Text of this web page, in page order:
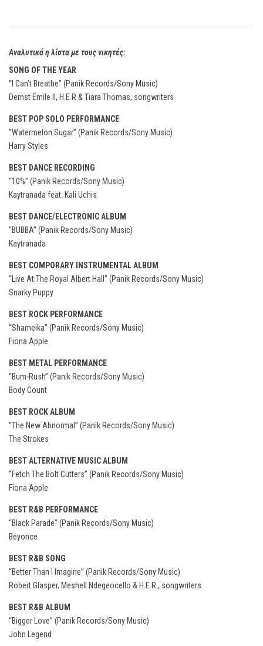
Αναλυτικά η λίστα με τους νικητές:
SONG OF THE YEAR
“I Can’t Breathe” (Panik Records/Sony Music)
Dernst Emile II, H.E.R & Tiara Thomas, songwriters
BEST POP SOLO PERFORMANCE
“Watermelon Sugar” (Panik Records/Sony Music)
Harry Styles
BEST DANCE RECORDING
“10%” (Panik Records/Sony Music)
Kaytranada feat. Kali Uchis
BEST DANCE/ELECTRONIC ALBUM
“BUBBA” (Panik Records/Sony Music)
Kaytranada
BEST COMPORARY INSTRUMENTAL ALBUM
“Live At The Royal Albert Hall” (Panik Records/Sony Music)
Snarky Puppy
BEST ROCK PERFORMANCE
“Shameika” (Panik Records/Sony Music)
Fiona Apple
BEST METAL PERFORMANCE
“Bum-Rush” (Panik Records/Sony Music)
Body Count
BEST ROCK ALBUM
“The New Abnormal” (Panik Records/Sony Music)
The Strokes
BEST ALTERNATIVE MUSIC ALBUM
“Fetch The Bolt Cutters” (Panik Records/Sony Music)
Fiona Apple
BEST R&B PERFORMANCE
“Black Parade” (Panik Records/Sony Music)
Beyonce
BEST R&B SONG
“Better Than I Imagine” (Panik Records/Sony Music)
Robert Glasper, Meshell Ndegeocello & H.E.R., songwriters
BEST R&B ALBUM
“Bigger Love” (Panik Records/Sony Music)
John Legend